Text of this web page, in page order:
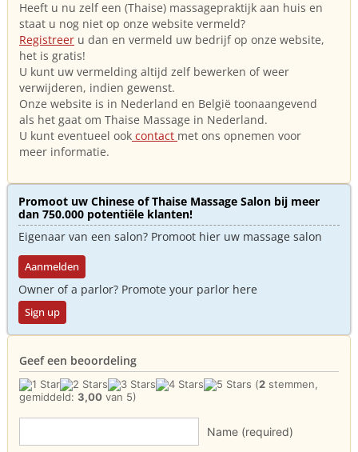
Heeft u nu zelf een (Thaise) massagepraktijk aan huis en
staat u nog niet op onze website vermeld?
Registreer u dan en vermeld uw bedrijf op onze website,
het is gratis!
U kunt uw vermelding altijd zelf bewerken of weer
verwijderen, indien gewenst.
Onze website is in Nederland en België toonaangevend
als het gaat om Thaise Massage in Nederland.
U kunt eventueel ook contact met ons opnemen voor
meer informatie.
Promoot uw Chinese of Thaise Massage Salon bij meer
dan 750.000 potentiële klanten!
Eigenaar van een salon? Promoot hier uw massage salon
Aanmelden
Owner of a parlor? Promote your parlor here
Sign up
Geef een beoordeling
(2 stemmen,
gemiddeld: 3,00 van 5)
Name (required)